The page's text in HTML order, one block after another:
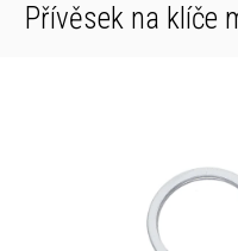
Přívěsek na klíče